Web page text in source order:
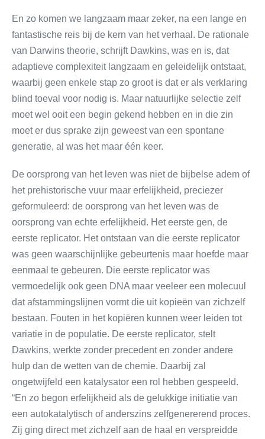
En zo komen we langzaam maar zeker, na een lange en
fantastische reis bij de kern van het verhaal. De rationale
van Darwins theorie, schrijft Dawkins, was en is, dat
adaptieve complexiteit langzaam en geleidelijk ontstaat,
waarbij geen enkele stap zo groot is dat er als verklaring
blind toeval voor nodig is. Maar natuurlijke selectie zelf
moet wel ooit een begin gekend hebben en in die zin
moet er dus sprake zijn geweest van een spontane
generatie, al was het maar één keer.
De oorsprong van het leven was niet de bijbelse adem of
het prehistorische vuur maar erfelijkheid, preciezer
geformuleerd: de oorsprong van het leven was de
oorsprong van echte erfelijkheid. Het eerste gen, de
eerste replicator. Het ontstaan van die eerste replicator
was geen waarschijnlijke gebeurtenis maar hoefde maar
eenmaal te gebeuren. Die eerste replicator was
vermoedelijk ook geen DNA maar veeleer een molecuul
dat afstammingslijnen vormt die uit kopieën van zichzelf
bestaan. Fouten in het kopiëren kunnen weer leiden tot
variatie in de populatie. De eerste replicator, stelt
Dawkins, werkte zonder precedent en zonder andere
hulp dan de wetten van de chemie. Daarbij zal
ongetwijfeld een katalysator een rol hebben gespeeld.
“En zo begon erfelijkheid als de gelukkige initiatie van
een autokatalytisch of anderszins zelfgenererend proces.
Zij ging direct met zichzelf aan de haal en verspreidde